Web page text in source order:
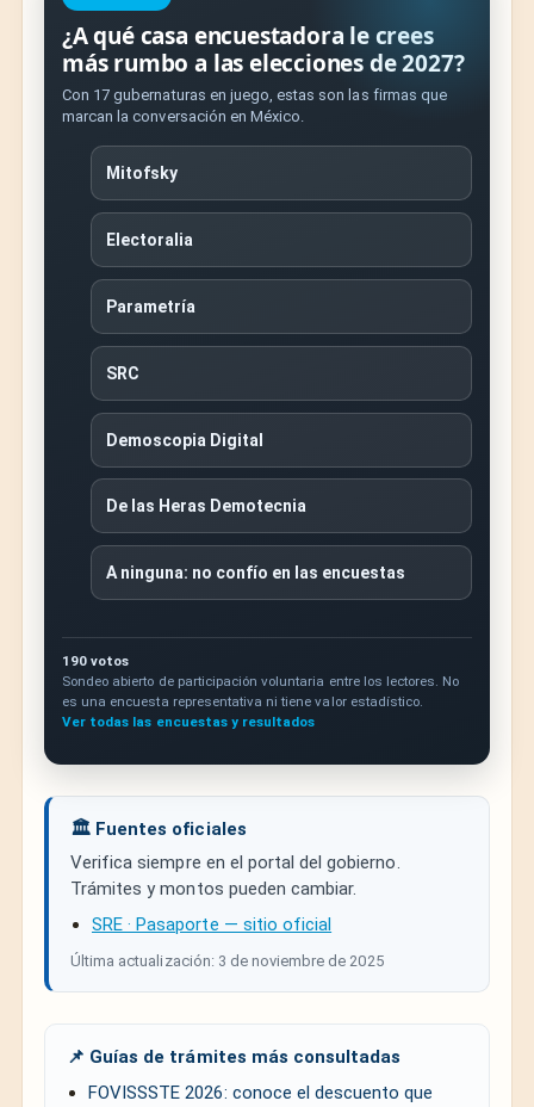
¿A qué casa encuestadora le crees
más rumbo a las elecciones de 2027?
Con 17 gubernaturas en juego, estas son las firmas que
marcan la conversación en México.
Mitofsky
Electoralia
Parametría
SRC
Demoscopia Digital
De las Heras Demotecnia
A ninguna: no confío en las encuestas
190 votos
Sondeo abierto de participación voluntaria entre los lectores. No
es una encuesta representativa ni tiene valor estadístico.
Ver todas las encuestas y resultados
🏛️ Fuentes oficiales
Verifica siempre en el portal del gobierno.
Trámites y montos pueden cambiar.
SRE · Pasaporte — sitio oficial
Última actualización: 3 de noviembre de 2025
📌 Guías de trámites más consultadas
FOVISSSTE 2026: conoce el descuento que